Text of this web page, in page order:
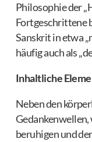
Philosophie der
Fortgeschrittene
Sanskrit in etwa
häufig auch als
Inhaltliche
Neben den
beruhigen und